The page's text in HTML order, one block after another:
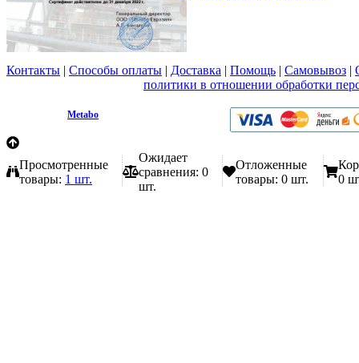
Контакты | Способы оплаты | Доставка | Помощь | Самовывоз |
политики в отношении обработки
Metabo
Просмотренные
товары: 1 шт.
Ожидает
сравнения: 0
шт.
Отложенные
товары: 0 шт.
0